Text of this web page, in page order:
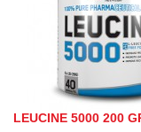
LEUCINE 5000 200